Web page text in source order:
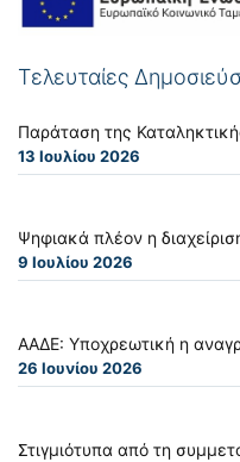
Τελευταίες
Παράταση της
13 Ιουλίου 2026
Ψηφιακά πλέον η
9 Ιουλίου 2026
ΑΑΔΕ: Υποχρεωτική η
26 Ιουνίου 2026
Στιγμιότυπα από τη